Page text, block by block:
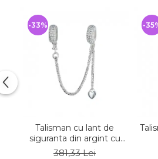
Talisman cu lant de
siguranta din argint cu
inimioara placat cu rodiu
381,33 Lei
-33% -